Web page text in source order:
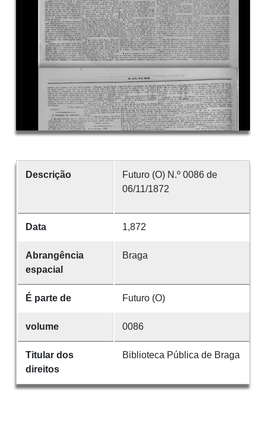
Descrição
Futuro (O) N.º 0086 de
06/11/1872
Data 1,872
Abrangência
espacial
Braga
É parte de Futuro (O)
volume 0086
Titular dos
direitos
Biblioteca Pública de Braga